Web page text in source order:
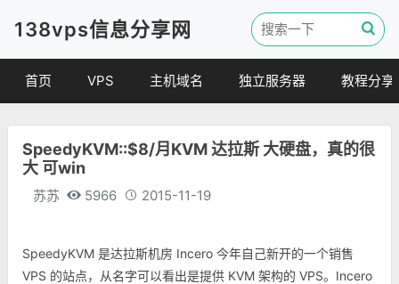
138vps信息分享网
首页 VPS
便宜VPS
主机域名
虚拟主机
独立服务器 教程分享
建站教程
SpeedyKVM::$8/月KVM 达拉斯 大硬盘，真的很
大 可win
苏苏 5966 2015-11-19
SpeedyKVM 是达拉斯机房 Incero 今年自己新开的一个销售
VPS 的站点，从名字可以看出是提供 KVM 架构的 VPS。Incero